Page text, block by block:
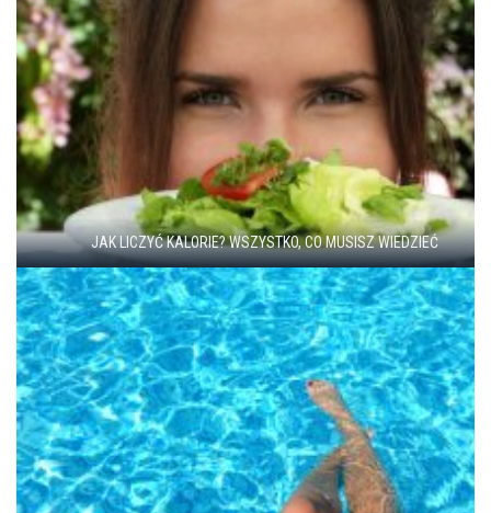
JAK LICZYĆ KALORIE? WSZYSTKO, CO MUSISZ WIEDZIEĆ